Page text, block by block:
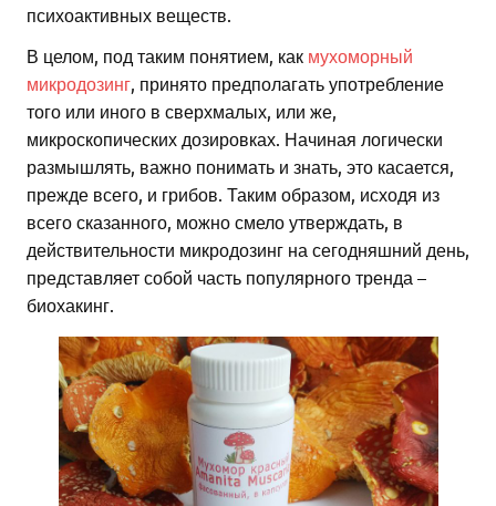
психоактивных веществ.
В целом, под таким понятием, как мухоморный
микродозинг, принято предполагать употребление
того или иного в сверхмалых, или же,
микроскопических дозировках. Начиная логически
размышлять, важно понимать и знать, это касается,
прежде всего, и грибов. Таким образом, исходя из
всего сказанного, можно смело утверждать, в
действительности микродозинг на сегодняшний день,
представляет собой часть популярного тренда –
биохакинг.